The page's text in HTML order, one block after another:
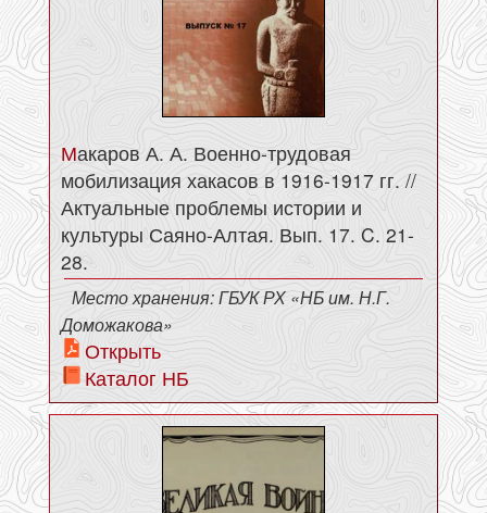
Макаров А. А. Военно-трудовая
мобилизация хакасов в 1916-1917 гг. //
Актуальные проблемы истории и
культуры Саяно-Алтая. Вып. 17. C. 21-
28.
Место хранения: ГБУК РХ «НБ им. Н.Г.
Доможакова»
Открыть
Каталог НБ